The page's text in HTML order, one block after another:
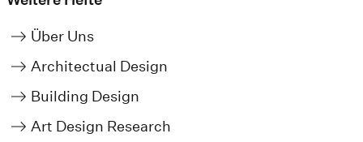
Über Uns
Architectual Design
Building Design
Art Design Research